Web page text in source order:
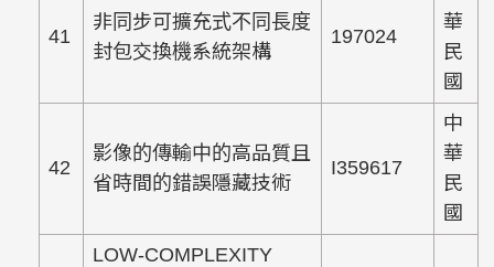
41
非同步可擴充式不同長度
封包交換機系統架構
197024
華
民
國
42
影像的傳輸中的高品質且
省時間的錯誤隱藏技術
I359617
中
華
民
國
LOW-COMPLEXITY